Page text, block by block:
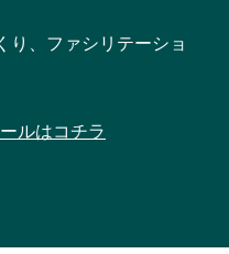
り、ファシリテーショ
ルはコチラ